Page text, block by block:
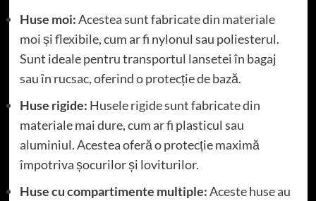
Huse moi:Acestea sunt fabricate din materiale
moi și flexibile, cum ar fi nylonul sau poliesterul.
Sunt ideale pentru transportul lansetei în bagaj
sau în rucsac, oferind o protecție de bază.
Huse rigide: Husele rigide sunt fabricate din
materiale mai dure, cum ar fi plasticul sau
aluminiul. Acestea oferă o protecție maximă
împotriva șocurilor și loviturilor.
Huse cu compartimente multiple:Aceste huse au